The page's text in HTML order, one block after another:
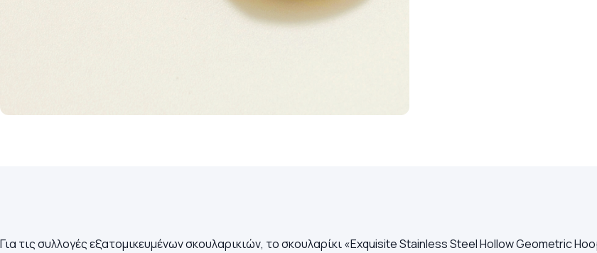
Για τις συλλογές εξατομικευμένων σκουλαρικιών, το σκουλαρίκι «Exquisite Stainless Steel Hollow Geometric